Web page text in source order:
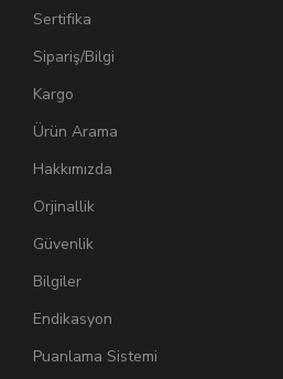
Sertifika
Sipariş/Bilgi
Kargo
Ürün Arama
Hakkımızda
Orjinallik
Güvenlik
Bilgiler
Endikasyon
Puanlama Sistemi